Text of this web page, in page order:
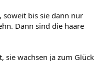
bis sie dann nur
Dann sind die haare
sie wachsen ja zum Glück